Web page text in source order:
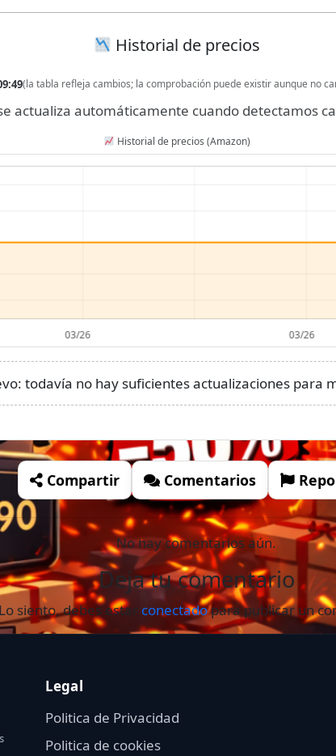
Historial de precios
(la tabla refleja cambios; la comprobación puede existir aunque no
actualiza automáticamente cuando detectamos
Historial de precios (Amazon)
todavía no hay suficientes actualizaciones para
Compartir Comentarios
No hay comentarios aún.
Deja tu comentario
Lo siento, debes estar conectadopara publicar un
Legal
Politica de Privacidad
Politica de cookies